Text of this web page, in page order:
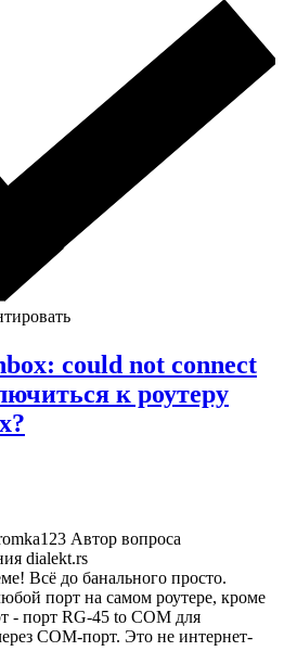
could not connect
к роутеру
Автор вопроса
dialekt.rs
Всё до банального просто.
порт на самом роутере, кроме
- порт RG-45 to COM для
COM-порт. Это не интернет-